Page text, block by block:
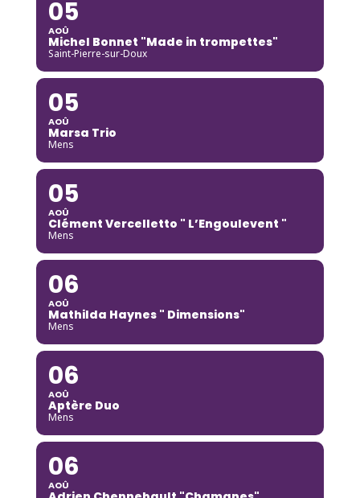
05
AOÛ
Michel Bonnet "Made in trompettes"
Saint-Pierre-sur-Doux
05
AOÛ
Marsa Trio
Mens
05
AOÛ
Clément Vercelletto " L’Engoulevent "
Mens
06
AOÛ
Mathilda Haynes " Dimensions"
Mens
06
AOÛ
Aptère Duo
Mens
06
AOÛ